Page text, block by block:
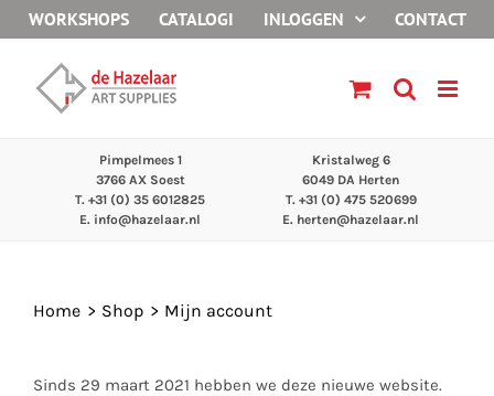
naar
inhoud
WORKSHOPS CATALOGI INLOGGEN CONTACT
Pimpelmees 1
3766 AX Soest
T. +31 (0) 35 6012825
E. info@hazelaar.nl
Kristalweg 6
6049 DA Herten
T. +31 (0) 475 520699
E. herten@hazelaar.nl
Home Shop Mijn account
Sinds 29 maart 2021 hebben we deze nieuwe website.